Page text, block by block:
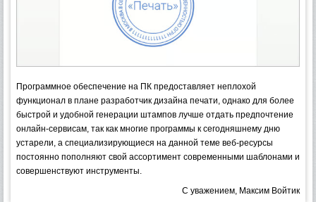
Программное обеспечение на ПК предоставляет неплохой
функционал в плане разработчик дизайна печати, однако для более
быстрой и удобной генерации штампов лучше отдать предпочтение
онлайн-сервисам, так как многие программы к сегодняшнему дню
устарели, а специализирующиеся на данной теме веб-ресурсы
постоянно пополняют свой ассортимент современными шаблонами и
совершенствуют инструменты.
С уважением, Максим Войтик